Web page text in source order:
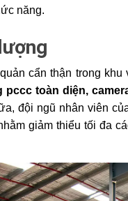
năng.
cẩn thận trong
toàn diện,
đội ngũ nhân viên
giảm thiểu tối đa